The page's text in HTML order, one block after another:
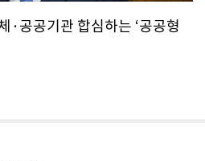
·공공기관 합심하는 ‘공공형